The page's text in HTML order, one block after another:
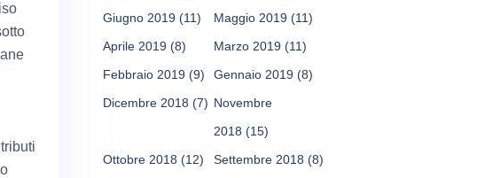
Giugno 2019 (11) Maggio 2019 (11)
Aprile 2019 (8) Marzo 2019 (11)
Febbraio 2019 (9) Gennaio 2019 (8)
Dicembre 2018 (7) Novembre
2018 (15)
Ottobre 2018 (12) Settembre 2018 (8)